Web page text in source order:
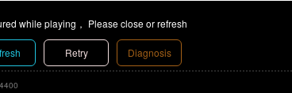
while playing， Please close or refresh
Retry Diagnosis
4400